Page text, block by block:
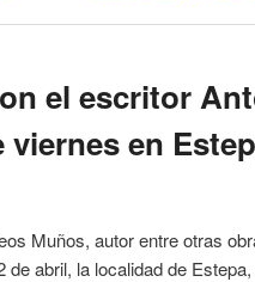
el escritor
viernes en
Muños, autor entre otras
abril, la localidad de